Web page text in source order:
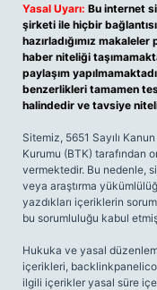
Yasal Uyarı: Bu internet
şirketi ile hiçbir
hazırladığımız
haber niteliği
paylaşım
benzerlikleri tamamen
halindedir ve tavsiye
Sitemiz, 5651 Sayılı
Kurumu (BTK) tarafından
vermektedir. Bu nedenle,
veya araştırma
yazdıkları içeriklerin
bu sorumluluğu kabul etmiş
Hukuka ve yasal
içerikleri,
ilgili içerikler yasal süre